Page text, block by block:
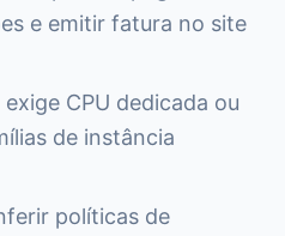
e emitir fatura no site
CPU dedicada ou
de instância
políticas de